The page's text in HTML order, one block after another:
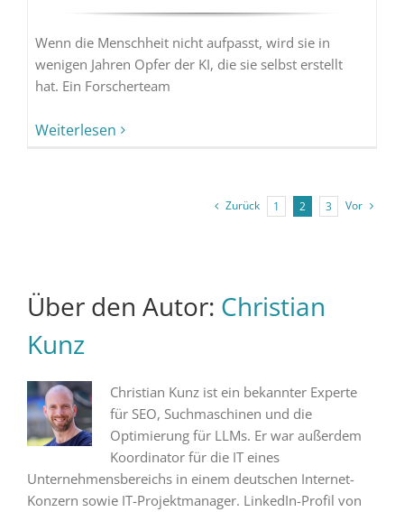
Wenn die Menschheit nicht aufpasst, wird sie in
wenigen Jahren Opfer der KI, die sie selbst erstellt
hat. Ein Forscherteam
Weiterlesen
Zurück 1 2 3 Vor
Über den Autor: Christian
Kunz
Christian Kunz ist ein bekannter Experte
für SEO, Suchmaschinen und die
Optimierung für LLMs. Er war außerdem
Koordinator für die IT eines
Unternehmensbereichs in einem deutschen Internet-
Konzern sowie IT-Projektmanager. LinkedIn-Profil von